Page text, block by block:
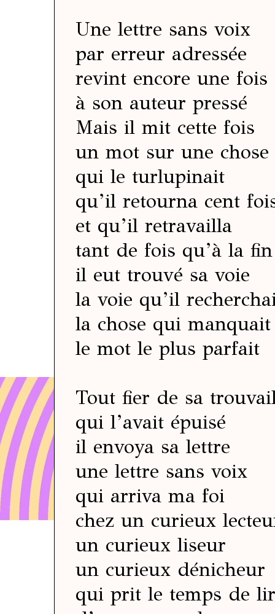
Une lettre sans voix
par erreur adressée
revint encore une fois
à son auteur pressé
Mais il mit cette fois
un mot sur une chose
qui le turlupinait
qu’il retourna cent
et qu’il retravailla
tant de fois qu’à la fin
il eut trouvé sa voie
la voie qu’il
la chose qui manquait
le mot le plus parfait
Tout fier de sa
qui l’avait épuisé
il envoya sa lettre
une lettre sans voix
qui arriva ma foi
chez un curieux
un curieux liseur
un curieux dénicheur
qui prit le temps de